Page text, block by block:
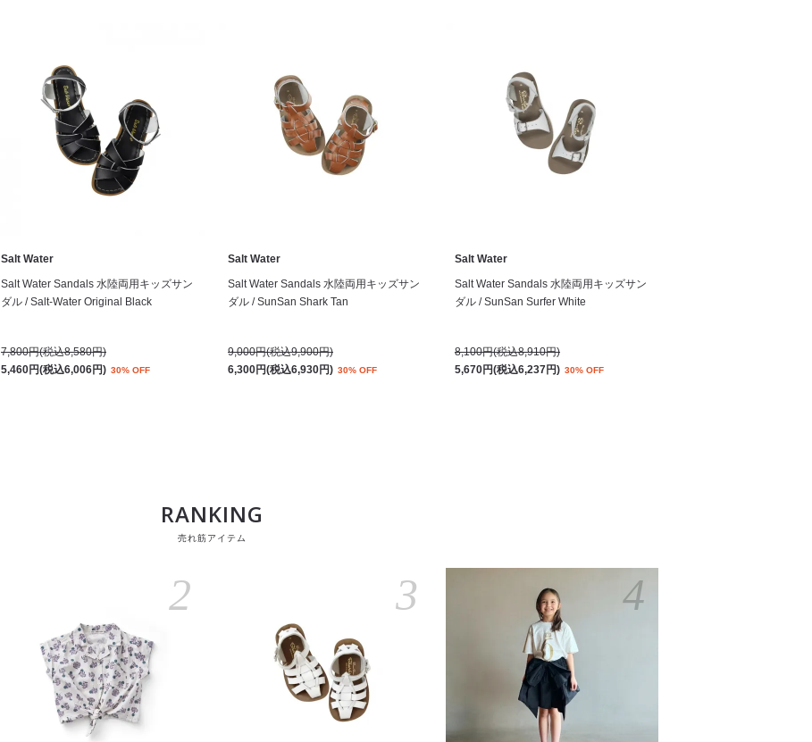
Salt Water
Salt Water Sandals 水陸両用キッズサン
ダル / Salt-Water Original Black
7,800円(税込8,580円)
5,460円(税込6,006円) 30% OFF
Salt Water
Salt Water Sandals 水陸両用キッズサン
ダル / SunSan Shark Tan
9,000円(税込9,900円)
6,300円(税込6,930円) 30% OFF
Salt Water
Salt Water Sandals 水陸両用キッズサン
ダル / SunSan Surfer White
8,100円(税込8,910円)
5,670円(税込6,237円) 30% OFF
RANKING
売れ筋アイテム
2 3 4